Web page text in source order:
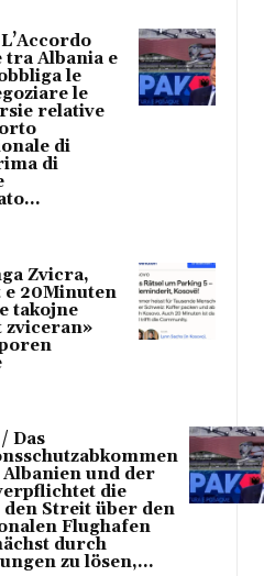
tra Albania e
le
le
relative
di
di
Zvicra,
e 20Minuten
takojne
zviceran»
Das
Albanien und der
die
Streit über den
Flughafen
durch
zu lösen,...